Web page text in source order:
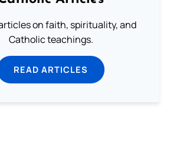
on faith, spirituality, and
Catholic teachings.
READ ARTICLES